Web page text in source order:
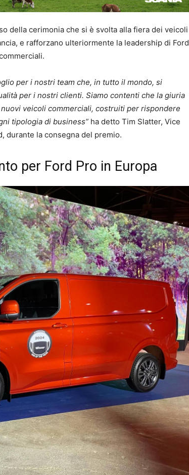
della cerimonia che si è svolta alla fiera dei veicoli
e rafforzano ulteriormente la leadership di Ford
per i nostri team che, in tutto il mondo, si
per i nostri clienti. Siamo contenti che la giuria
veicoli commerciali, costruiti per rispondere
tipologia di business” ha detto Tim Slatter, Vice
durante la consegna del premio.
per Ford Pro in Europa